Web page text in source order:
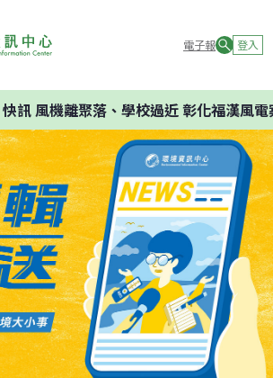
電子報 登入
快訊風機離聚落、學校過近 彰化福漢風電